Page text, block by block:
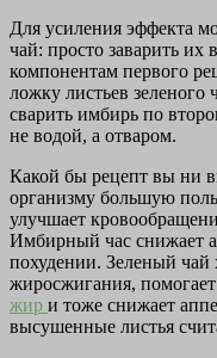
Для усиления эффекта
чай: просто заварить их
компонентам первого
ложку листьев зеленого
сварить имбирь по
не водой, а отваром.
Какой бы рецепт вы ни
организму большую
улучшает
Имбирный час снижает
похудении. Зеленый чай
жиросжигания,
жир и тоже снижает
высушенные листья